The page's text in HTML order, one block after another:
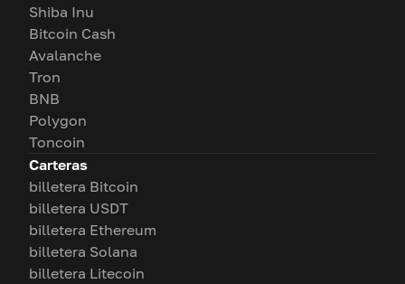
Shiba Inu
Bitcoin Cash
Avalanche
Tron
BNB
Polygon
Toncoin
Carteras
billetera Bitcoin
billetera USDT
billetera Ethereum
billetera Solana
billetera Litecoin